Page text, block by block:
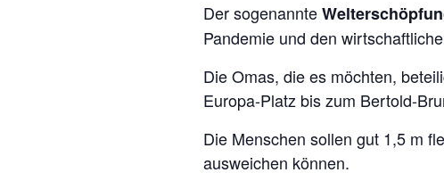
Der sogenannte
Pandemie und den
Die Omas, die es möchten,
Europa-Platz bis zum Bertold-
Die Menschen sollen gut 1,5 m
ausweichen können.